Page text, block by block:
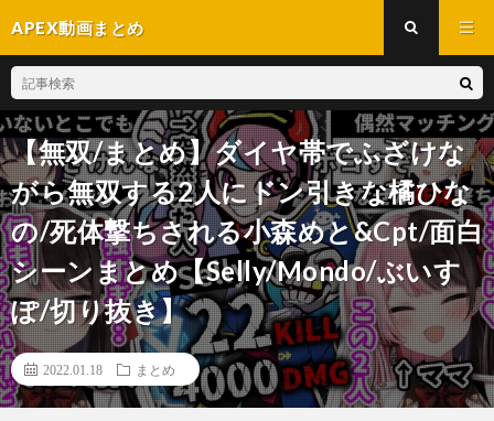
APEX動画まとめ
【無双/まとめ】ダイヤ帯でふざけな
がら無双する2人にドン引きな橘ひな
の/死体撃ちされる小森めと&Cpt/面白
シーンまとめ【Selly/Mondo/ぶいす
ぽ/切り抜き】
2022.01.18 まとめ